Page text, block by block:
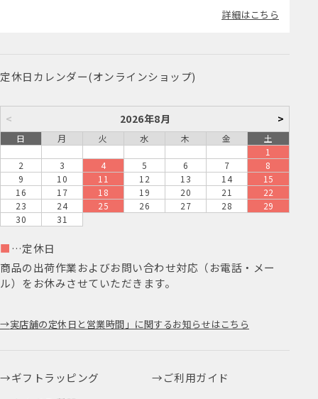
詳細はこちら
定休日カレンダー(オンラインショップ)
< 2026年8月 >
日 月 火 水 木 金
土
1
2
3 4 5 6 7
8
9
10 11 12 13 14
15
16
17 18 19 20 21
22
23
24 25 26 27 28
29
30
31
■ …定休日
商品の出荷作業およびお問い合わせ対応（お電話・メー
ル）をお休みさせていただきます。
実店舗の定休日と営業時間」に関するお知らせはこちら
ギフトラッピング
ご利用ガイド